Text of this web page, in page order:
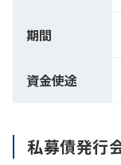
期間
資金使途
私募債発行